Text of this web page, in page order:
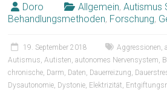
Doro Allgemein,Autismus
Behandlungsmethoden, Forschung,
19. September 2018 Aggressionen,
Autismus,Autisten,autonomes Nervensystem,
chronische, Darm, Daten, Dauerreizung,
Dysautonomie, Dystonie, Elektrizität,